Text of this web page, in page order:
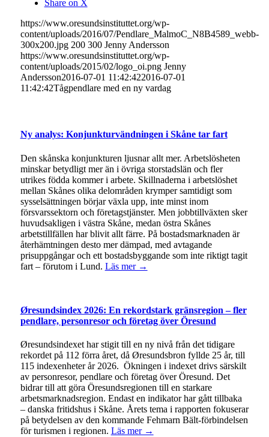
Share on X
https://www.oresundsinstituttet.org/wp-
content/uploads/2016/07/Pendlare_MalmoC_N8B4589_webb-
300x200.jpg 200 300 Jenny Andersson
https://www.oresundsinstituttet.org/wp-
content/uploads/2015/02/logo_oi.png Jenny
Andersson2016-07-01 11:42:422016-07-01
11:42:42Tågpendlare med en ny vardag
Ny analys: Konjunkturvändningen i Skåne tar fart
Den skånska konjunkturen ljusnar allt mer. Arbetslösheten
minskar betydligt mer än i övriga storstadslän och fler
utrikes födda kommer i arbete. Skillnaderna i arbetslöshet
mellan Skånes olika delområden krymper samtidigt som
sysselsättningen börjar växla upp, inte minst inom
försvarssektorn och företagstjänster. Men jobbtillväxten sker
huvudsakligen i västra Skåne, medan östra Skånes
arbetstillfällen har blivit allt färre. På bostadsmarknaden är
återhämtningen desto mer dämpad, med avtagande
prisuppgångar och ett bostadsbyggande som inte riktigt tagit
fart – förutom i Lund. Läs mer →
Øresundsindex 2026: En rekordstark gränsregion – fler
pendlare, personresor och företag över Öresund
Øresundsindexet har stigit till en ny nivå från det tidigare
rekordet på 112 förra året, då Øresundsbron fyllde 25 år, till
115 indexenheter år 2026. Ökningen i indexet drivs särskilt
av personresor, pendlare och företag över Öresund. Det
bidrar till att göra Öresundsregionen till en starkare
arbetsmarknadsregion. Endast en indikator har gått tillbaka
– danska fritidshus i Skåne. Årets tema i rapporten fokuserar
på betydelsen av den kommande Fehmarn Bält-förbindelsen
för turismen i regionen. Läs mer →